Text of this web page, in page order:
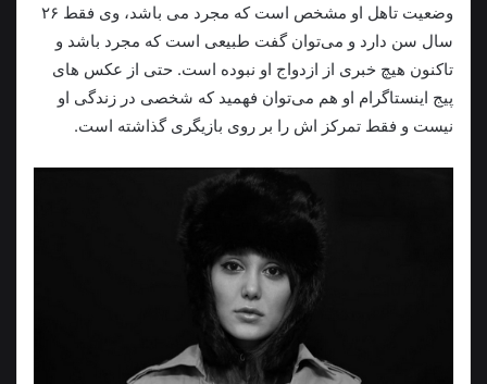
وضعیت تاهل او مشخص است که مجرد می باشد، وی فقط ۲۶
سال سن دارد و می‌توان گفت طبیعی است که مجرد باشد و
تاکنون هیچ خبری از ازدواج او نبوده است. حتی از عکس های
پیج اینستاگرام او هم می‌توان فهمید که شخصی در زندگی او
نیست و فقط تمرکز اش را بر روی بازیگری گذاشته است.